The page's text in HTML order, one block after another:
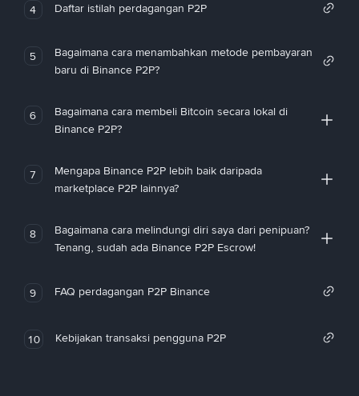
4 Daftar istilah perdagangan P2P
5
Bagaimana cara menambahkan metode pembayaran
baru di Binance P2P?
6
Bagaimana cara membeli Bitcoin secara lokal di
Binance P2P?
7
Mengapa Binance P2P lebih baik daripada
marketplace P2P lainnya?
8
Bagaimana cara melindungi diri saya dari penipuan?
Tenang, sudah ada Binance P2P Escrow!
9 FAQ perdagangan P2P Binance
10 Kebijakan transaksi pengguna P2P